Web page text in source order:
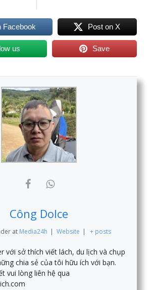
Facebook Post on X
us Save
Công Dolce
at Media24h | Website | + posts
với sở thích viết lách, du lịch và chụp
chia sẻ của tôi hữu ích với bạn.
vui lòng liên hệ qua